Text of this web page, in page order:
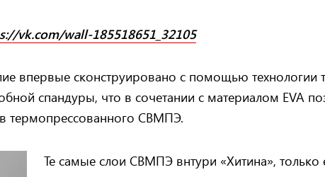
vk.com/wall-185518651_32105
впервые сконструировано с помощью
спандуры, что в сочетании с материалом EVA
термопрессованного СВМПЭ.
Те самые слои СВМПЭ внтури «Хитина»,